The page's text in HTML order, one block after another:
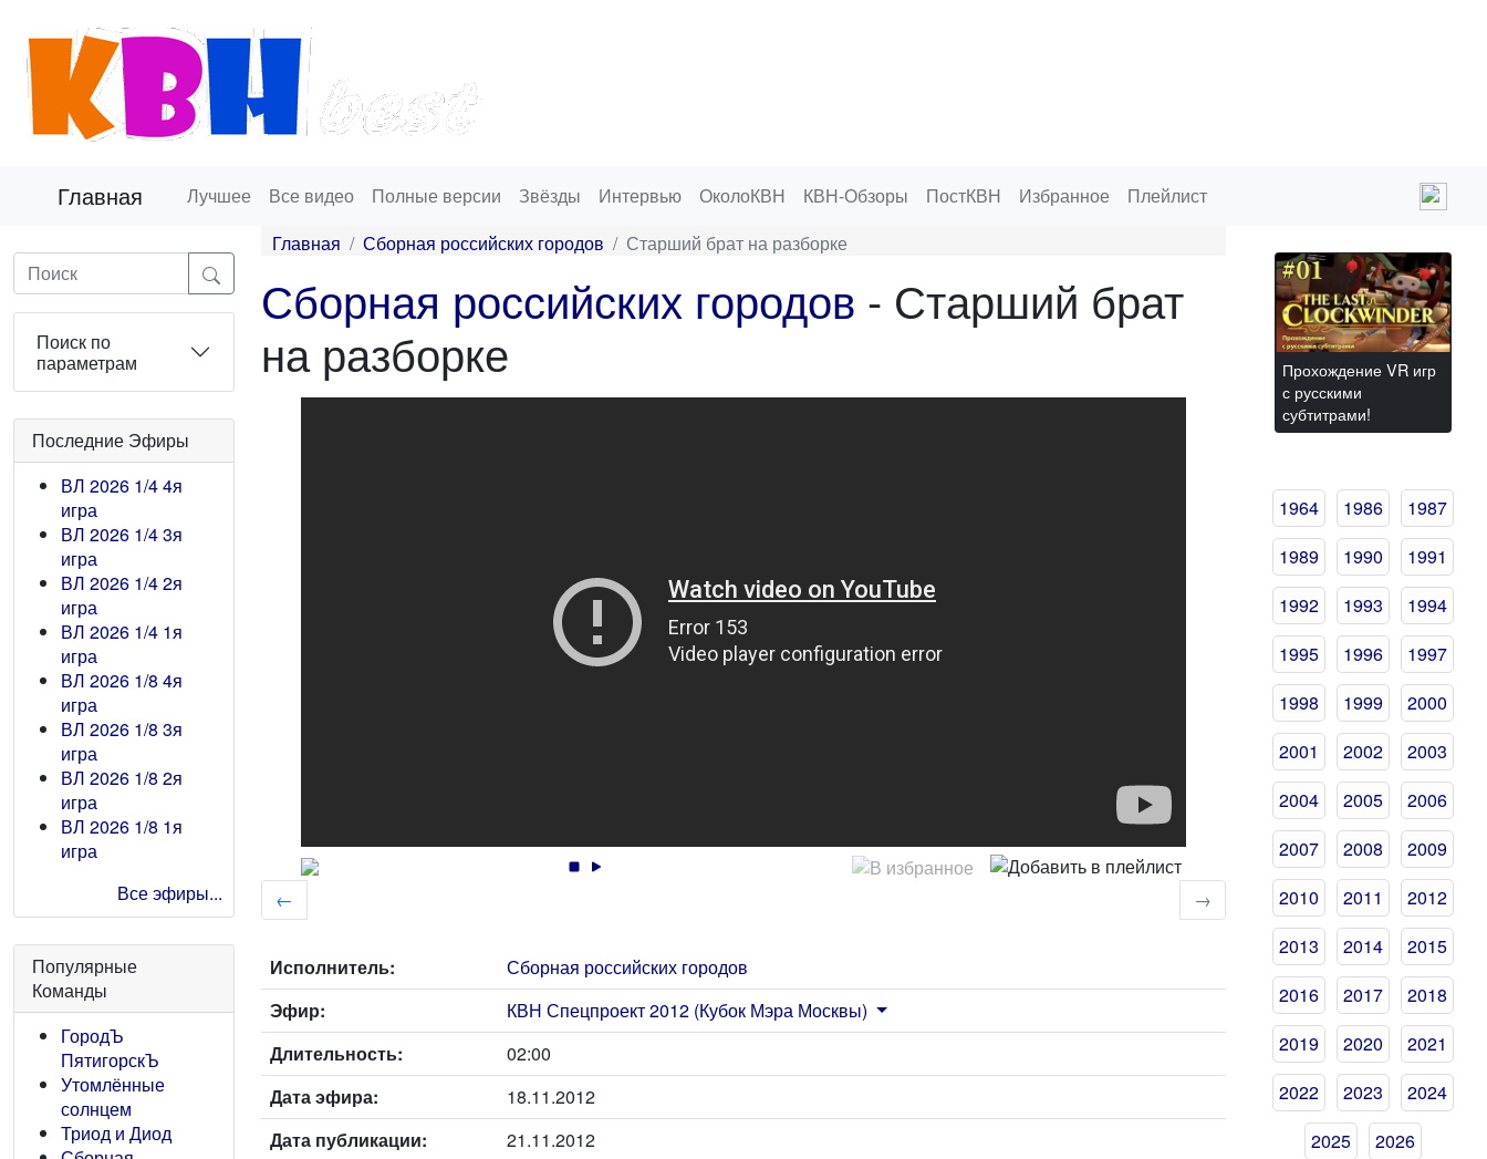
Главная Лучшее Все видео Полные версии Звёзды Интервью ОколоКВН КВН-Обзоры ПостКВН Избранное Плейлист
Поиск по
параметрам
Последние Эфиры
ВЛ 2026 1/4 4я
игра
ВЛ 2026 1/4 3я
игра
ВЛ 2026 1/4 2я
игра
ВЛ 2026 1/4 1я
игра
ВЛ 2026 1/8 4я
игра
ВЛ 2026 1/8 3я
игра
ВЛ 2026 1/8 2я
игра
ВЛ 2026 1/8 1я
игра
Все эфиры...
Популярные
Команды
ГородЪ
ПятигорскЪ
Утомлённые
солнцем
Триод и Диод
Главная Сборная российских городов Старший брат на разборке
Сборная российских городов - Старший брат
на разборке
← →
Исполнитель:
Сборная российских городов
Эфир:
КВН Спецпроект 2012 (Кубок Мэра Москвы)
Длительность:
02:00
Дата эфира:
18.11.2012
Дата публикации:
21.11.2012
Прохождение VR игр
с русскими
субтитрами!
1964 1986
1987
1989
1990
1991
1992
1993
1994
1995
1996
1997
1998
1999
2000
2001
2002
2003
2004
2005
2006
2007
2008
2009
2010
2011
2012
2013
2014
2015
2016
2017
2018
2019
2020
2021
2022
2023
2024
2025
2026